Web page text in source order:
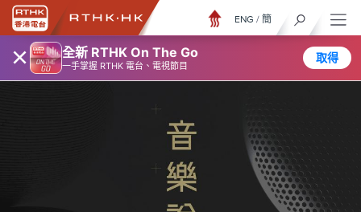
× 全新 RTHK On The Go
一手掌握 RTHK 電台、電視節目
取得
ENG / 簡